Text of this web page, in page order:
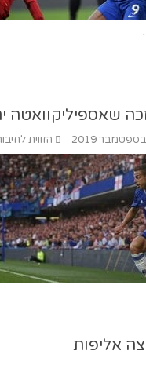
שאספיליקוואטה
הזווית
אליפות